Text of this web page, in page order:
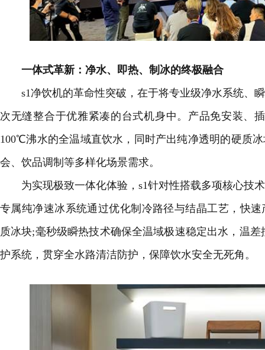
一体式革新：净水、即热、制冰的终极融合
s1净饮机的革命性突破，在于将专业级净水系统、
次无缝整合于优雅紧凑的台式机身中。产品免安装、
100℃沸水的全温域直饮水，同时产出纯净透明的硬质
会、饮品调制等多样化场景需求。
为实现极致一体化体验，s1针对性搭载多项核心技
专属纯净速冰系统通过优化制冷路径与结晶工艺，快
质冰块;毫秒级瞬热技术确保全温域极速稳定出水，温
护系统，贯穿全水路清洁防护，保障饮水安全无死角。